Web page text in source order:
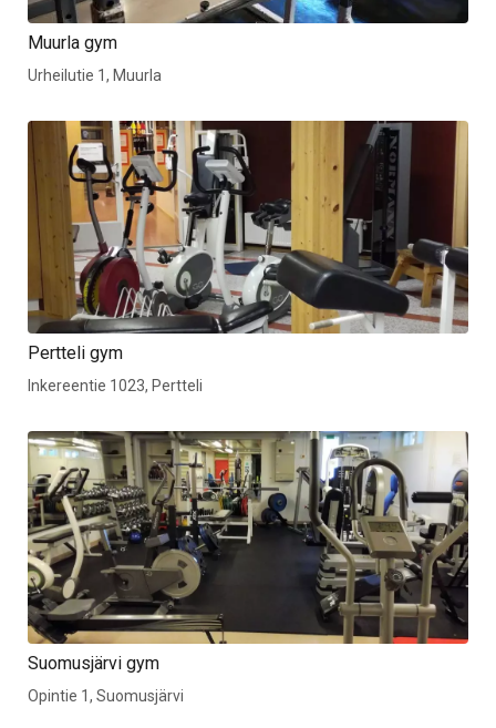
Muurla gym
Urheilutie 1, Muurla
Pertteli gym
Inkereentie 1023, Pertteli
Suomusjärvi gym
Opintie 1, Suomusjärvi